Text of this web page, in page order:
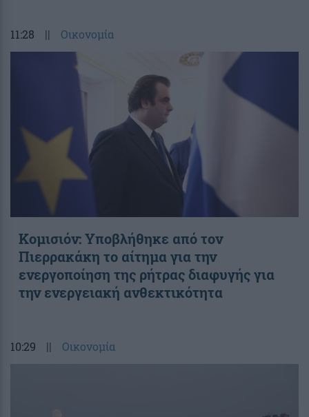
11:28 || Οικονομία
Κομισιόν: Υποβλήθηκε από τον
Πιερρακάκη το αίτημα για την
ενεργοποίηση της ρήτρας διαφυγής για
την ενεργειακή ανθεκτικότητα
10:29 || Οικονομία